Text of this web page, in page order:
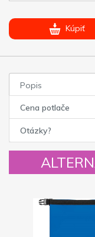
Kúpiť
Popis
Cena potlače
Otázky?